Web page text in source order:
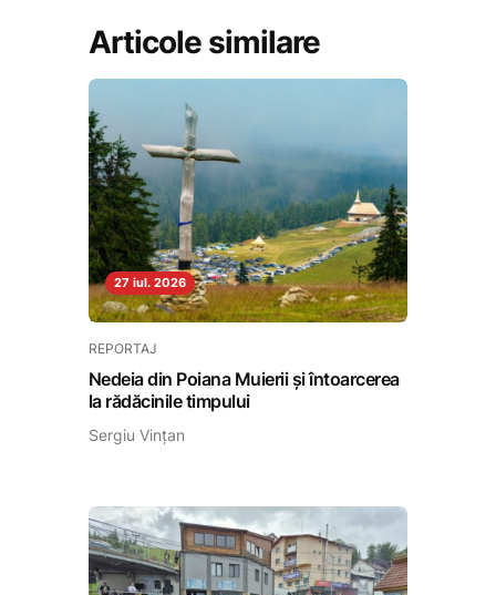
Articole similare
27 iul. 2026
REPORTAJ
Nedeia din Poiana Muierii și întoarcerea
la rădăcinile timpului
Sergiu Vințan